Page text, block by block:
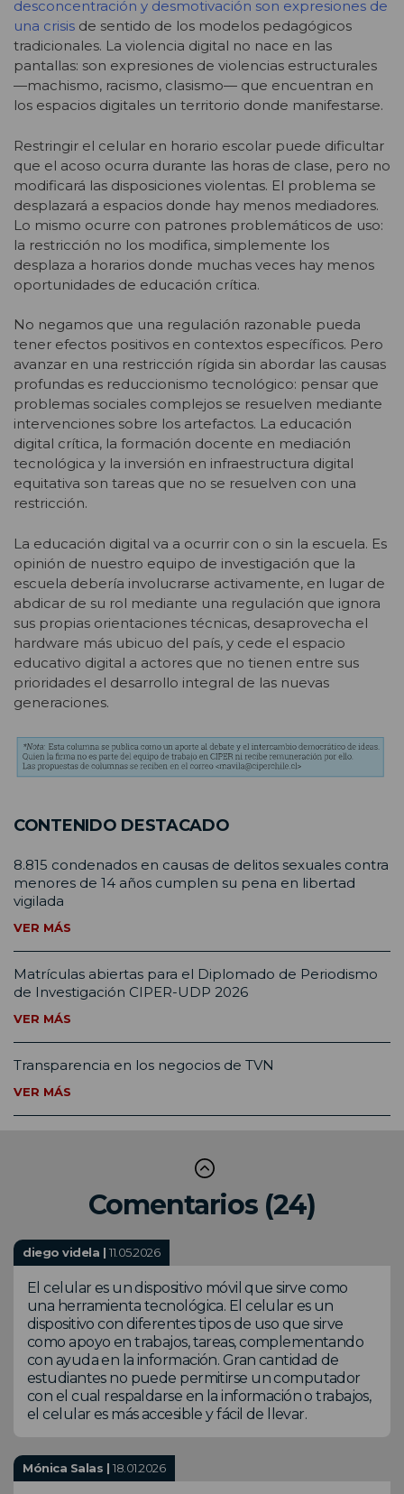
desconcentración y desmotivación son expresiones de
una crisis de sentido de los modelos pedagógicos
tradicionales. La violencia digital no nace en las
pantallas: son expresiones de violencias estructurales
—machismo, racismo, clasismo— que encuentran en
los espacios digitales un territorio donde manifestarse.
Restringir el celular en horario escolar puede dificultar
que el acoso ocurra durante las horas de clase, pero no
modificará las disposiciones violentas. El problema se
desplazará a espacios donde hay menos mediadores.
Lo mismo ocurre con patrones problemáticos de uso:
la restricción no los modifica, simplemente los
desplaza a horarios donde muchas veces hay menos
oportunidades de educación crítica.
No negamos que una regulación razonable pueda
tener efectos positivos en contextos específicos. Pero
avanzar en una restricción rígida sin abordar las causas
profundas es reduccionismo tecnológico: pensar que
problemas sociales complejos se resuelven mediante
intervenciones sobre los artefactos. La educación
digital crítica, la formación docente en mediación
tecnológica y la inversión en infraestructura digital
equitativa son tareas que no se resuelven con una
restricción.
La educación digital va a ocurrir con o sin la escuela. Es
opinión de nuestro equipo de investigación que la
escuela debería involucrarse activamente, en lugar de
abdicar de su rol mediante una regulación que ignora
sus propias orientaciones técnicas, desaprovecha el
hardware más ubicuo del país, y cede el espacio
educativo digital a actores que no tienen entre sus
prioridades el desarrollo integral de las nuevas
generaciones.
CONTENIDO DESTACADO
8.815 condenados en causas de delitos sexuales contra
menores de 14 años cumplen su pena en libertad
vigilada
VER MÁS
Matrículas abiertas para el Diplomado de Periodismo
de Investigación CIPER-UDP 2026
VER MÁS
Transparencia en los negocios de TVN
VER MÁS
Comentarios (24)
diego videla |11.05.2026
El celular es un dispositivo móvil que sirve como
una herramienta tecnológica. El celular es un
dispositivo con diferentes tipos de uso que sirve
como apoyo en trabajos, tareas, complementando
con ayuda en la información. Gran cantidad de
estudiantes no puede permitirse un computador
con el cual respaldarse en la información o trabajos,
el celular es más accesible y fácil de llevar.
Mónica Salas |18.01.2026